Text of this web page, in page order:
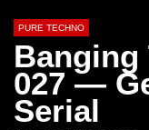
01:31:35
PURE TECHNO
Banging
027 —
Serial